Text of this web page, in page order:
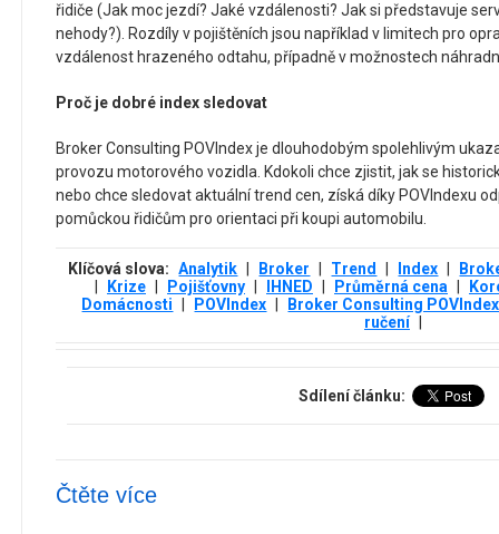
řidiče (Jak moc jezdí? Jaké vzdálenosti? Jak si představuje
nehody?). Rozdíly v pojištěních jsou například v limitech pro
vzdálenost hrazeného odtahu, případně v možnostech
Proč je dobré index sledovat
Broker Consulting POVIndex je dlouhodobým spolehlivým
provozu motorového vozidla. Kdokoli chce zjistit, jak se
nebo chce sledovat aktuální trend cen, získá díky POVIndexu
pomůckou řidičům pro orientaci při koupi automobilu.
Klíčová slova: Analytik Broker Trend Index
Krize Pojišťovny IHNED Průměrná cena
Domácnosti
POVIndex
Broker Consulting POVIndex
ručení
Sdílení článku:
Čtěte více